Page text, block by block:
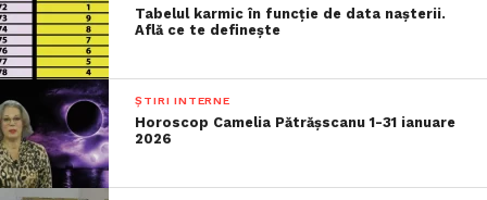
Tabelul karmic în funcție de data nașterii.
Află ce te definește
ȘTIRI INTERNE
Horoscop Camelia Pătrășscanu 1-31 ianuare
2026